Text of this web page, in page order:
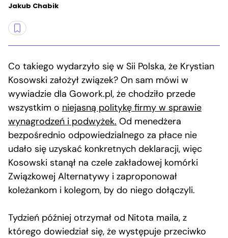
Jakub Chabik
Co takiego wydarzyło się w Sii Polska, że Krystian
Kosowski założył związek? On sam mówi w
wywiadzie dla Gowork.pl, że chodziło przede
wszystkim o niejasną politykę firmy w sprawie
wynagrodzeń i podwyżek. Od menedżera
bezpośrednio odpowiedzialnego za płace nie
udało się uzyskać konkretnych deklaracji, więc
Kosowski stanął na czele zakładowej komórki
Związkowej Alternatywy i zaproponował
koleżankom i kolegom, by do niego dołączyli.
Tydzień później otrzymał od Nitota maila, z
którego dowiedział się, że występuje przeciwko